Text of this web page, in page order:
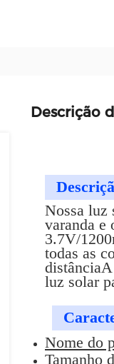
Descrição
Nossa luz
varanda e
3.7V/
todas as
luz solar
Nome do
Tamanho